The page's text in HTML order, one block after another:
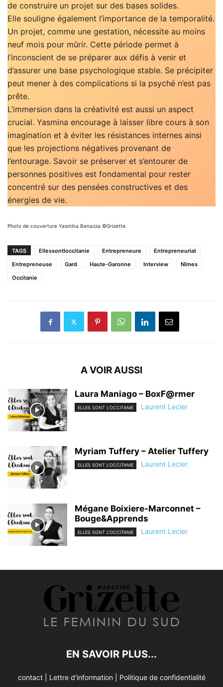
de construire un projet sur des bases solides.
Elle souligne également l’importance de la temporalité.
Un projet, comme une gestation, nécessite au moins
neuf mois pour mûrir. Cette période permet à
l’inconscient de se préparer aux défis à venir et
d’assurer une base psychologique stable. Se précipiter
peut mener à des complications si la psyché n’est pas
prête.
L’immersion dans la créativité est aussi un aspect
crucial. Yasmina encourage à laisser libre cours à son
imagination et à éviter les résistances internes ainsi
que les projections négatives provenant de
l’entourage. Savoir se préserver et s’entourer de
personnes positives est fondamental pour rester
concentré sur des pensées constructives et des
énergies de vie.
Photo de couverture Yasmîna Benazza ©Grizette.
TAGS Ellessontloccitanie Entrepreneure
Entrepreneuriat
Entrepreneuse
Gard Haute-Garonne Interview
Nîmes
Occitanie
A VOIR AUSSI
Laura Maniago – BoxF@rmer
ELLES SONT L'OCCITANIE Laurent Lecler
Myriam Tuffery – Atelier Tuffery
ELLES SONT L'OCCITANIE Laurent Lecler
Mégane Boixiere-Marconnet –
Bouge&Apprends
ELLES SONT L'OCCITANIE Laurent Lecler
EN SAVOIR PLUS...
contact| Lettre d'information Politique de confidentialité